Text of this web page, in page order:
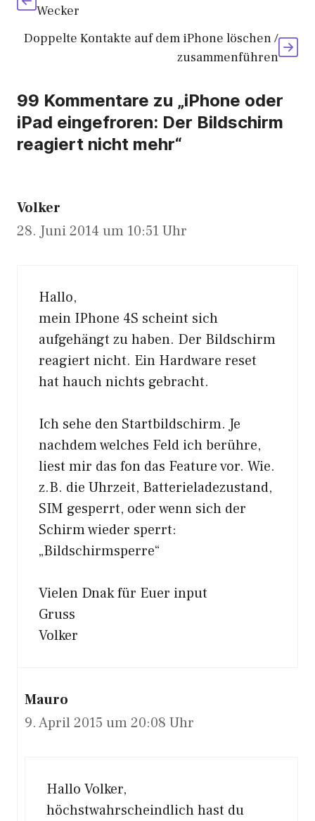
Wecker
Doppelte Kontakte auf dem iPhone löschen /
zusammenführen
99 Kommentare zu „iPhone oder
iPad eingefroren: Der Bildschirm
reagiert nicht mehr“
Volker
28. Juni 2014 um 10:51 Uhr
Hallo,
mein IPhone 4S scheint sich
aufgehängt zu haben. Der Bildschirm
reagiert nicht. Ein Hardware reset
hat hauch nichts gebracht.
Ich sehe den Startbildschirm. Je
nachdem welches Feld ich berühre,
liest mir das fon das Feature vor. Wie.
z.B. die Uhrzeit, Batterieladezustand,
SIM gesperrt, oder wenn sich der
Schirm wieder sperrt:
„Bildschirmsperre“
Vielen Dnak für Euer input
Gruss
Volker
Mauro
9. April 2015 um 20:08 Uhr
Hallo Volker,
höchstwahrscheindlich hast du